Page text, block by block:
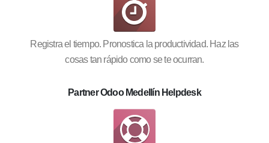
Registra el tiempo. Pronostica la productividad. Haz las
cosas tan rápido como se te ocurran.
Partner Odoo Medellín Helpdesk